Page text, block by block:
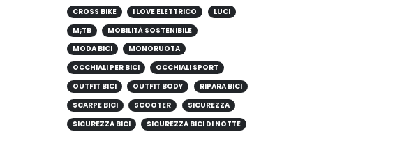
CROSS BIKE
I LOVE ELETTRICO
LUCI
M;TB
MOBILITÀ SOSTENIBILE
MODA BICI
MONORUOTA
OCCHIALI PER BICI
OCCHIALI SPORT
OUTFIT BICI
OUTFIT BODY
RIPARA BICI
SCARPE BICI
SCOOTER
SICUREZZA
SICUREZZA BICI
SICUREZZA BICI DI NOTTE